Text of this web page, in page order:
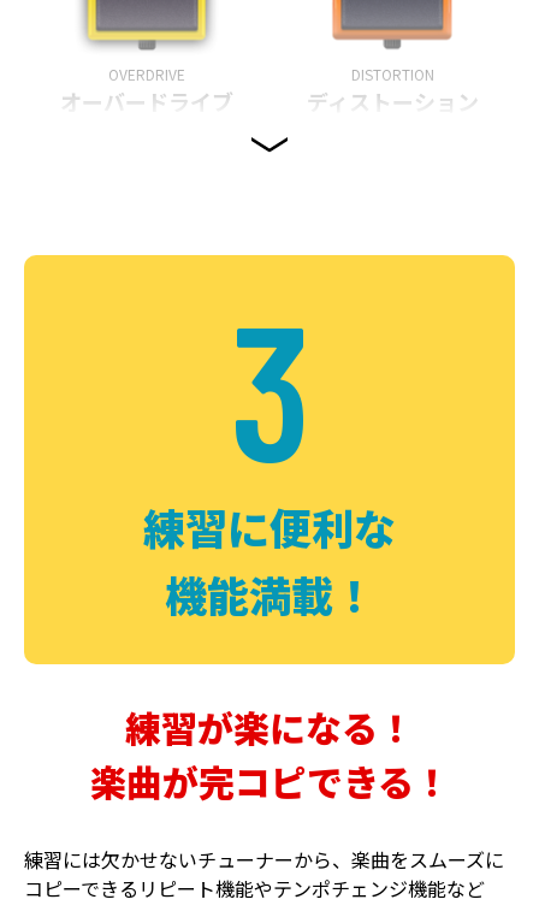
OVERDRIVE
オーバードライブ
DISTORTION
ディストーション
DELAY PHASER
3
練習に便利な
機能満載！
練習が楽になる！
楽曲が完コピできる！
練習には欠かせないチューナーから、楽曲をスムーズに
コピーできるリピート機能やテンポチェンジ機能など